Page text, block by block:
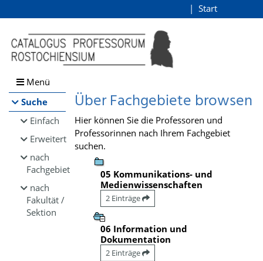
Browsen
direkt zum Inhalt
Start
Menü
Suche
Einfach
Erweitert
nach
Fachgebiet
nach
Fakultät /
Sektion
Über Fachgebiete browsen
Hier können Sie die Professoren und
Professorinnen nach Ihrem Fachgebiet
suchen.
05 Kommunikations- und
Medienwissenschaften
2 Einträge
06 Information und
Dokumentation
2 Einträge